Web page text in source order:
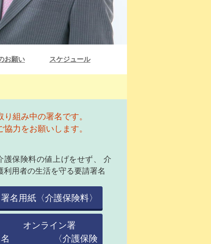
お願い スケジュール
り組み中の署名です。
協力をお願いします。
護保険料の値上げをせず、 介
利用者の生活を守る要請署名
署名用紙〈介護保険料〉
オンライン署
名 〈介護保険